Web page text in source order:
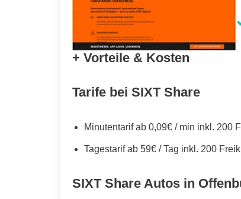
+ Vorteile & Kosten
Tarife bei SIXT Share
Minutentarif ab 0,09€ / min inkl. 200
Tagestarif ab 59€ / Tag inkl. 200
SIXT Share Autos in